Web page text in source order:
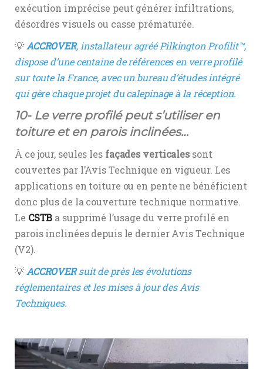
exécution imprécise peut générer infiltrations,
désordres visuels ou casse prématurée.
💡ACCROVER, installateur agréé Pilkington Profilit™,
dispose d’une centaine de références en verre profilé
sur toute la France, avec un bureau d’études intégré
qui gère chaque projet du calepinage à la réception.
10- Le verre profilé peut s’utiliser en
toiture et en parois inclinées…
À ce jour, seules les façades verticales sont
couvertes par l’Avis Technique en vigueur. Les
applications en toiture ou en pente ne bénéficient
donc plus de la couverture technique normative.
Le CSTB a supprimé l’usage du verre profilé en
parois inclinées depuis le dernier Avis Technique
(V2).
💡ACCROVERsuit de près les évolutions
réglementaires et les mises à jour des Avis
Techniques.